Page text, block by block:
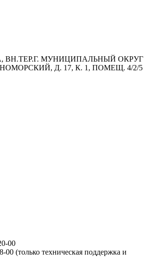
ВН.ТЕР.Г. МУНИЦИПАЛЬНЫЙ ОКРУГ
Д. 17, К. 1, ПОМЕЩ. 4/2/5
00
(только техническая поддержка и